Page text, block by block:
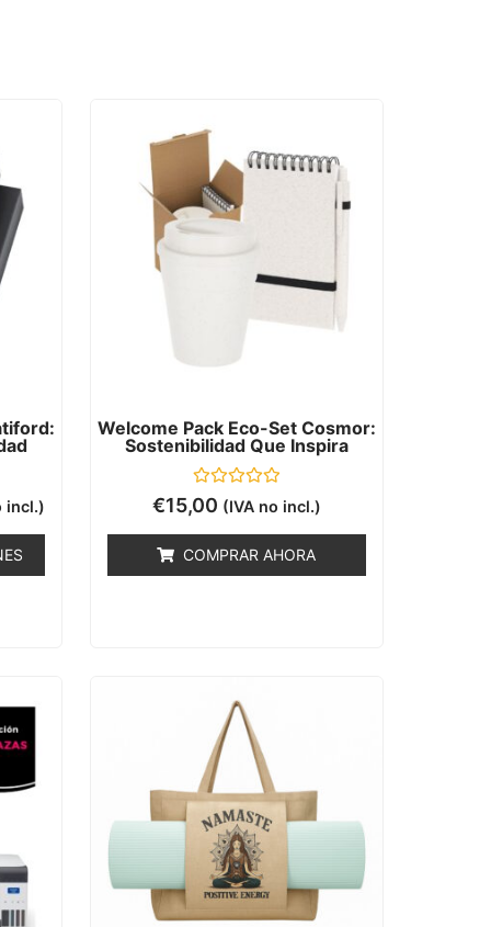
incl.)
Welcome Pack Eco-Set Cosmor:
Sostenibilidad Que Inspira
Valorado
con
5
€15,00 (IVA no incl.)
COMPRAR AHORA